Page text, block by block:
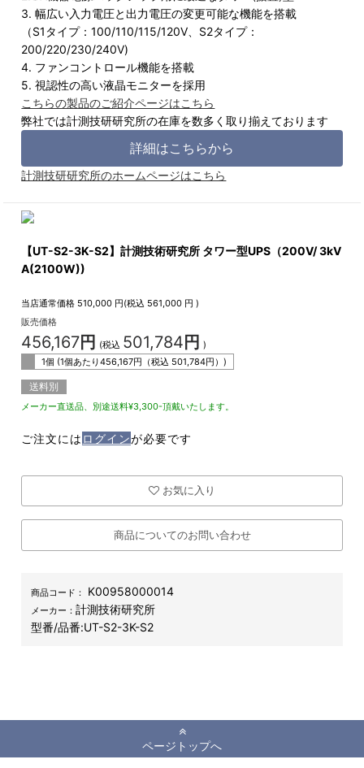
3. 幅広い入力電圧と出力電圧の変更可能な機能を搭載
（S1タイプ：100/110/115/120V、S2タイプ：
200/220/230/240V)
4. ファンコントロール機能を搭載
5. 視認性の高い液晶モニターを採用
こちらの製品のご紹介ページはこちら
弊社では計測技研研究所の在庫を数多く取り揃えております
詳細はこちらから
計測技研研究所のホームページはこちら
【UT-S2-3K-S2】計測技術研究所 タワー型UPS（200V/ 3kV
A(2100W))
当店通常価格 510,000 円(税込 561,000 円 )
販売価格
456,167円 (税込 501,784 円 )
1個 (1個あたり456,167円（税込 501,784円）)
送料別
メーカー直送品、別途送料¥3,300-頂戴いたします。
ご注文には ログインが必要です
お気に入り
商品についてのお問い合わせ
商品コード： K00958000014
メーカー：計測技術研究所
型番/品番:UT-S2-3K-S2
ページトップへ